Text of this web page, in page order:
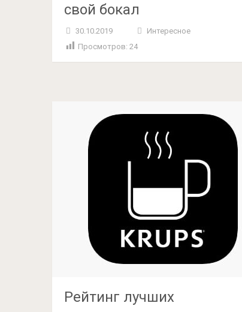
свой бокал
30.10.2019
Интересное
Просмотров: 24
Рейтинг лучших